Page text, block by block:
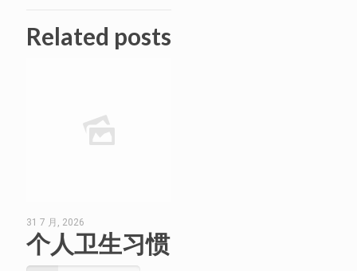
Related posts
31 7 月, 2026
个人卫生习惯